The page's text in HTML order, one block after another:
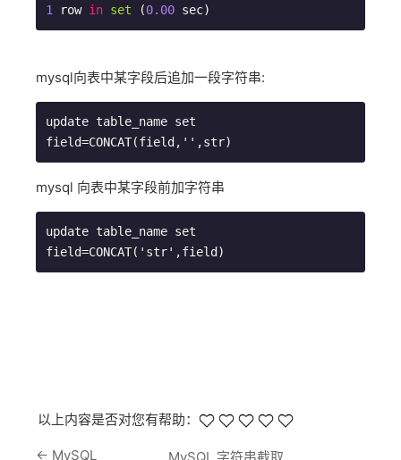
1
row in set (0.00 sec
mysql向表中某字段后追加一段字符串:
update table_name set
field=CONCAT(field,'',str)
mysql 向表中某字段前加字符串
update table_name set
以上内容是否对您有帮助：
← MySQL